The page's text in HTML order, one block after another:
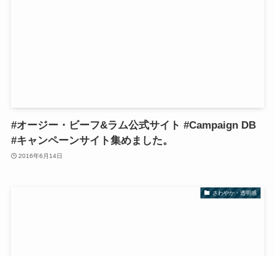
#オージー・ビーフ&ラム公式サイト #Campaign DB
#キャンペーンサイト集めました。
2016年6月14日
さわやか・透明感